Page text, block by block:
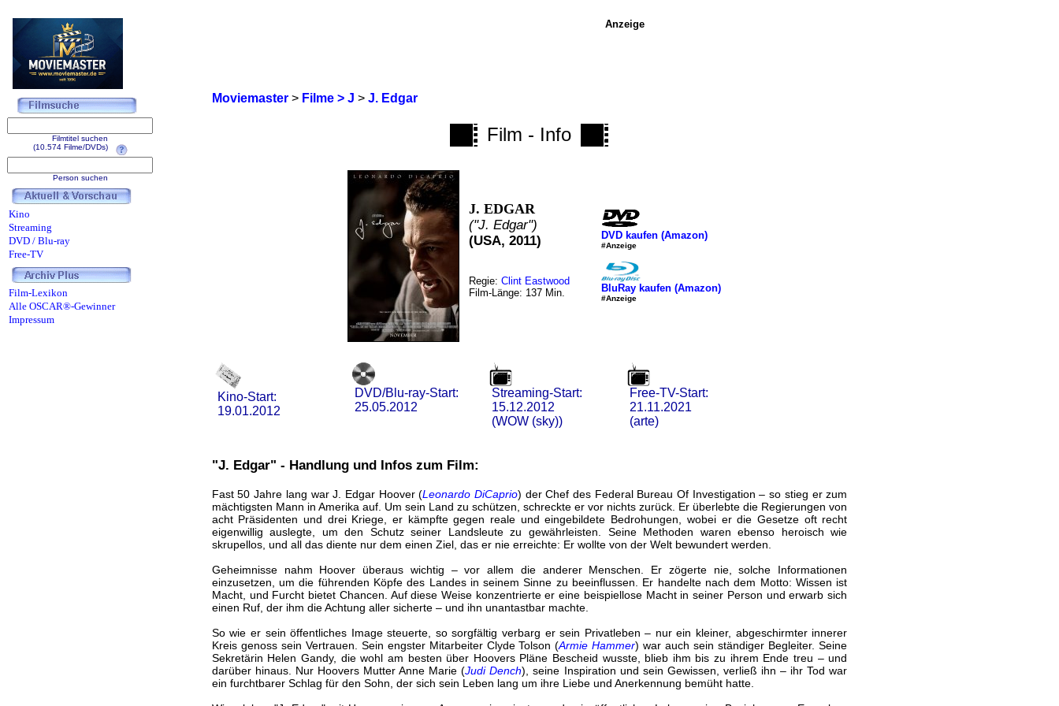
Moviemaster> Filme > J > J. Edgar
Film - Info
J. EDGAR
("J. Edgar")
(USA, 2011)
Regie: Clint Eastwood
Film-Länge: 137 Min.
DVD kaufen (Amazon)
#Anzeige
BluRay kaufen (Amazon)
#Anzeige
Kino-Start:
19.01.2012
DVD/Blu-ray-Start:
25.05.2012
Streaming-Start:
15.12.2012
(WOW (sky))
Free-TV-Start:
21.11.2021
(arte)
"J. Edgar" - Handlung und Infos zum Film:
Fast 50 Jahre lang war J. Edgar Hoover (Leonardo DiCaprio) der Chef des Federal Bureau Of Investigation – so stieg er zum
mächtigsten Mann in Amerika auf. Um sein Land zu schützen, schreckte er vor nichts zurück. Er überlebte die Regierungen von
acht Präsidenten und drei Kriege, er kämpfte gegen reale und eingebildete Bedrohungen, wobei er die Gesetze oft recht
eigenwillig auslegte, um den Schutz seiner Landsleute zu gewährleisten. Seine Methoden waren ebenso heroisch wie
skrupellos, und all das diente nur dem einen Ziel, das er nie erreichte: Er wollte von der Welt bewundert werden.
Geheimnisse nahm Hoover überaus wichtig – vor allem die anderer Menschen. Er zögerte nie, solche Informationen
einzusetzen, um die führenden Köpfe des Landes in seinem Sinne zu beeinflussen. Er handelte nach dem Motto: Wissen ist
Macht, und Furcht bietet Chancen. Auf diese Weise konzentrierte er eine beispiellose Macht in seiner Person und erwarb sich
einen Ruf, der ihm die Achtung aller sicherte – und ihn unantastbar machte.
So wie er sein öffentliches Image steuerte, so sorgfältig verbarg er sein Privatleben – nur ein kleiner, abgeschirmter innerer
Kreis genoss sein Vertrauen. Sein engster Mitarbeiter Clyde Tolson (Armie Hammer) war auch sein ständiger Begleiter. Seine
Sekretärin Helen Gandy, die wohl am besten über Hoovers Pläne Bescheid wusste, blieb ihm bis zu ihrem Ende treu – und
darüber hinaus. Nur Hoovers Mutter Anne Marie (Judi Dench), seine Inspiration und sein Gewissen, verließ ihn – ihr Tod war
ein furchtbarer Schlag für den Sohn, der sich sein Leben lang um ihre Liebe und Anerkennung bemüht hatte.
Anzeige
Filmtitel suchen
(10.574 Filme/DVDs)
Person suchen
Kino
Streaming
DVD / Blu-ray
Free-TV
Film-Lexikon
Alle OSCAR®-Gewinner
Impressum